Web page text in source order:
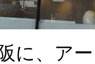
に、ア